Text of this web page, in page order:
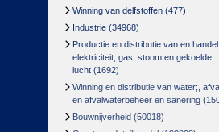
Winning van delfstoffen (477)
Industrie (34968)
Productie en distributie van en
elektriciteit, gas, stoom en gekoelde
lucht (1692)
Winning en distributie van water;,
en afvalwaterbeheer en sanering
Bouwnijverheid (50018)